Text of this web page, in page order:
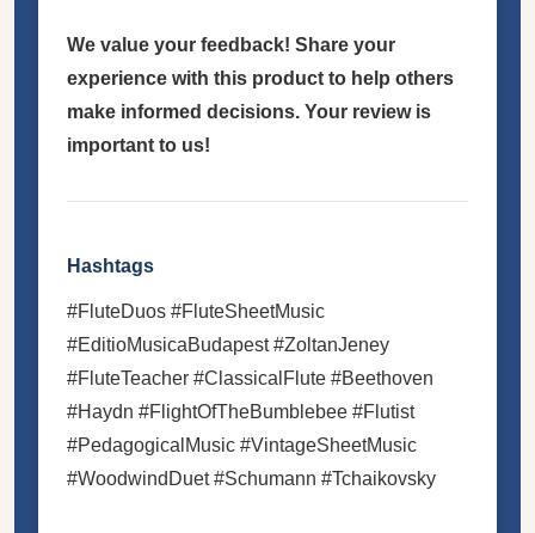
We value your feedback! Share your
experience with this product to help others
make informed decisions. Your review is
important to us!
Hashtags
#FluteDuos #FluteSheetMusic
#EditioMusicaBudapest #ZoltanJeney
#FluteTeacher #ClassicalFlute #Beethoven
#Haydn #FlightOfTheBumblebee #Flutist
#PedagogicalMusic #VintageSheetMusic
#WoodwindDuet #Schumann #Tchaikovsky